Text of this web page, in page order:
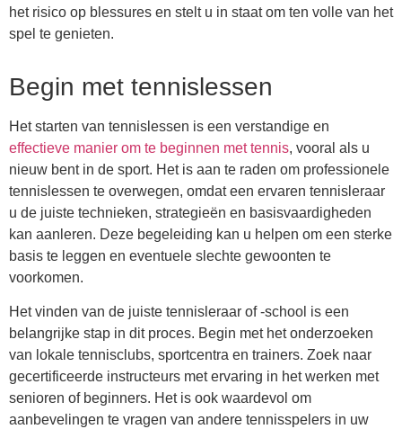
het risico op blessures en stelt u in staat om ten volle van het
spel te genieten.
Begin met tennislessen
Het starten van tennislessen is een verstandige en
effectieve manier om te beginnen met tennis, vooral als u
nieuw bent in de sport. Het is aan te raden om professionele
tennislessen te overwegen, omdat een ervaren tennisleraar
u de juiste technieken, strategieën en basisvaardigheden
kan aanleren. Deze begeleiding kan u helpen om een sterke
basis te leggen en eventuele slechte gewoonten te
voorkomen.
Het vinden van de juiste tennisleraar of -school is een
belangrijke stap in dit proces. Begin met het onderzoeken
van lokale tennisclubs, sportcentra en trainers. Zoek naar
gecertificeerde instructeurs met ervaring in het werken met
senioren of beginners. Het is ook waardevol om
aanbevelingen te vragen van andere tennisspelers in uw